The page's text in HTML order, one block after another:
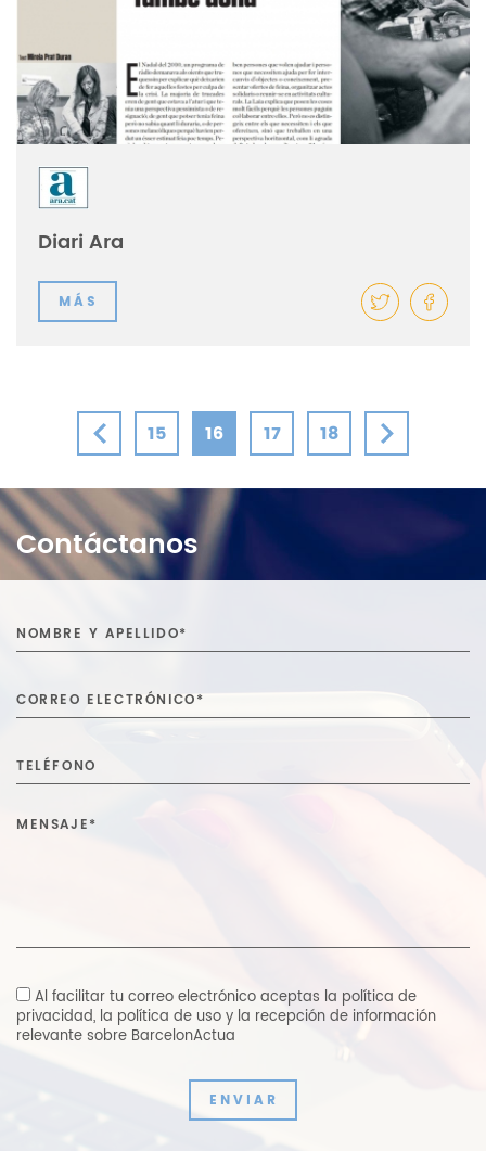
Diari Ara
MÁS
15 16 17 18
Contáctanos
Al facilitar tu correo electrónico aceptas la política de
privacidad, la política de uso y la recepción de información
relevante sobre BarcelonActua
ENVIAR